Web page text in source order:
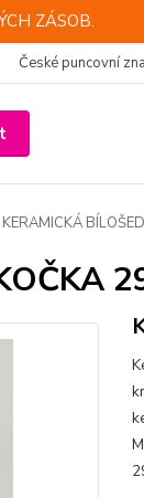
ZÁSOB.
České puncovní
KERAMICKÁ